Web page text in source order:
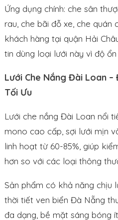
Ứng dụng chính: che sân
rau, che bãi đỗ xe, che quán
khách hàng tại quận Hải
tin dùng loại lưới này vì độ
Lưới Che Nắng Đài Loan
Tối Ưu
Lưới che nắng Đài Loan nổi
mono cao cấp, sợi lưới mịn
linh hoạt từ 60-85%, giúp
hơn so với các loại thông
Sản phẩm có khả năng chịu
thời tiết ven biển Đà Nẵng
đa dạng, bề mặt sáng bóng